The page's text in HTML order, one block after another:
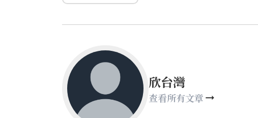
欣台灣
查看所有文章